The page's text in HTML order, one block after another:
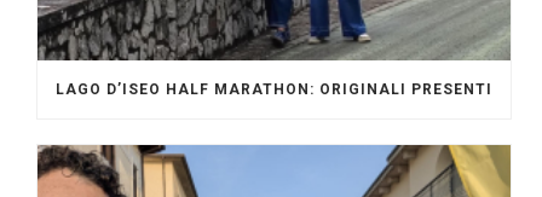
LAGO D’ISEO HALF MARATHON: ORIGINALI PRESENTI